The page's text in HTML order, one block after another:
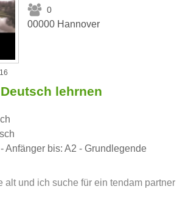
0
00000 Hannover
lehrnen
Anfänger bis: A2 - Grundlegende
alt und ich suche für ein tendam partner